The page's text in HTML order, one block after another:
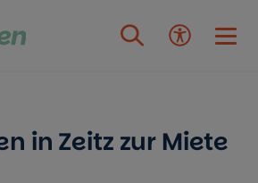
in Zeitz zur Miete